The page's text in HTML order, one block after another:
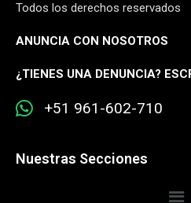
Todos los derechos reservados
ANUNCIA CON NOSOTROS
¿TIENES UNA DENUNCIA?
+51 961-602-710
Nuestras Secciones